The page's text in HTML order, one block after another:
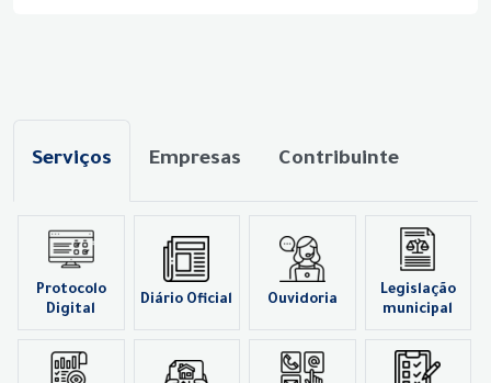
Serviços Empresas Contribuinte
Protocolo
Digital
Diário Oficial Ouvidoria
Legislação
municipal